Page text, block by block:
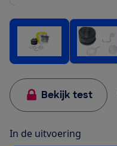
Bekijk test
In de uitvoering